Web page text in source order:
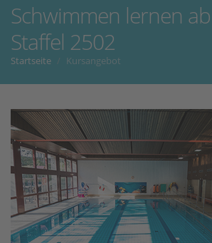
Schwimmen lernen
Staffel 2502
Startseite Kursangebot